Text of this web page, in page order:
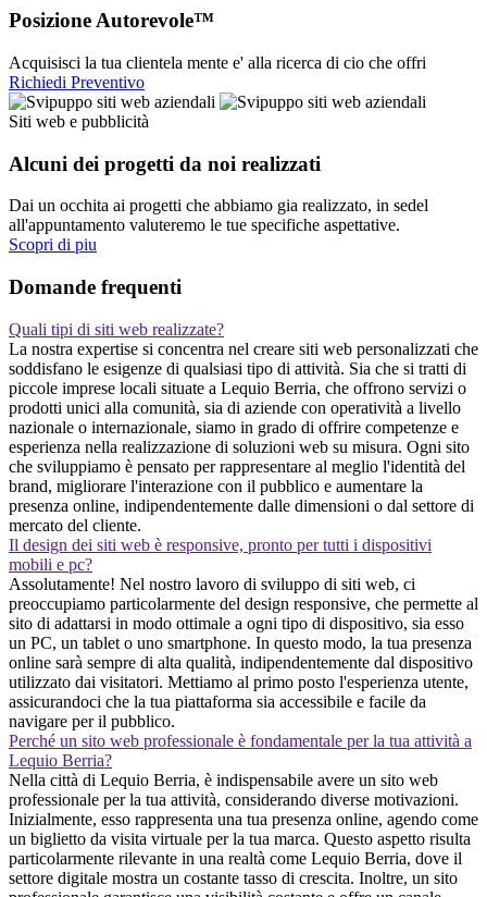
Posizione Autorevole™
Acquisisci la tua clientela mente e' alla ricerca di cio che offri
Richiedi Preventivo
Siti web e pubblicità
Alcuni dei progetti da noi realizzati
Dai un occhita ai progetti che abbiamo gia realizzato, in sedel
all'appuntamento valuteremo le tue specifiche aspettative.
Scopri di piu
Domande frequenti
Quali tipi di siti web realizzate?
La nostra expertise si concentra nel creare siti web personalizzati che
soddisfano le esigenze di qualsiasi tipo di attività. Sia che si tratti di
piccole imprese locali situate a Lequio Berria, che offrono servizi o
prodotti unici alla comunità, sia di aziende con operatività a livello
nazionale o internazionale, siamo in grado di offrire competenze e
esperienza nella realizzazione di soluzioni web su misura. Ogni sito
che sviluppiamo è pensato per rappresentare al meglio l'identità del
brand, migliorare l'interazione con il pubblico e aumentare la
presenza online, indipendentemente dalle dimensioni o dal settore di
mercato del cliente.
Il design dei siti web è responsive, pronto per tutti i dispositivi
mobili e pc?
Assolutamente! Nel nostro lavoro di sviluppo di siti web, ci
preoccupiamo particolarmente del design responsive, che permette al
sito di adattarsi in modo ottimale a ogni tipo di dispositivo, sia esso
un PC, un tablet o uno smartphone. In questo modo, la tua presenza
online sarà sempre di alta qualità, indipendentemente dal dispositivo
utilizzato dai visitatori. Mettiamo al primo posto l'esperienza utente,
assicurandoci che la tua piattaforma sia accessibile e facile da
navigare per il pubblico.
Perché un sito web professionale è fondamentale per la tua attività a
Lequio Berria?
Nella città di Lequio Berria, è indispensabile avere un sito web
professionale per la tua attività, considerando diverse motivazioni.
Inizialmente, esso rappresenta una tua presenza online, agendo come
un biglietto da visita virtuale per la tua marca. Questo aspetto risulta
particolarmente rilevante in una realtà come Lequio Berria, dove il
settore digitale mostra un costante tasso di crescita. Inoltre, un sito